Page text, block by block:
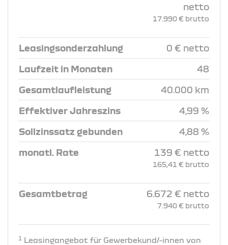
netto
17.990 € brutto
Leasingsonderzahlung 0 € netto
Laufzeit in Monaten 48
Gesamtlaufleistung 40.000 km
Effektiver Jahreszins 4,99 %
Sollzinssatz gebunden 4,88 %
monatl. Rate 139 € netto
165,41 € brutto
Gesamtbetrag 6.672 € netto
7.940 € brutto
1 Leasingangebot für Gewerbekund/-innen von